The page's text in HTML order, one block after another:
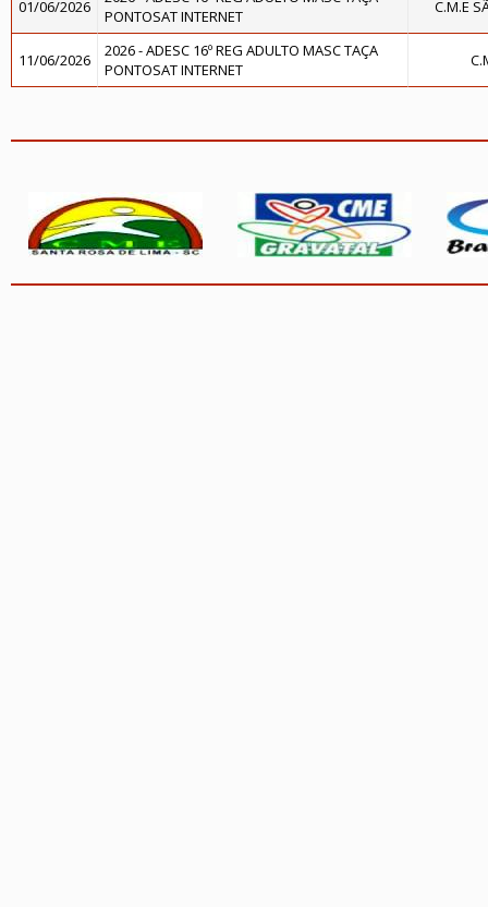
01/06/2026
PONTOSAT INTERNET
C.M.E
11/06/2026
2026 - ADESC 16º REG ADULTO MASC TAÇA
PONTOSAT INTERNET